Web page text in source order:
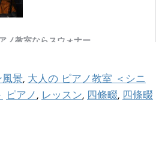
風景, 大人の ピアノ教室 ＜シニ
ピアノ , レッスン, 四條畷, 四條畷